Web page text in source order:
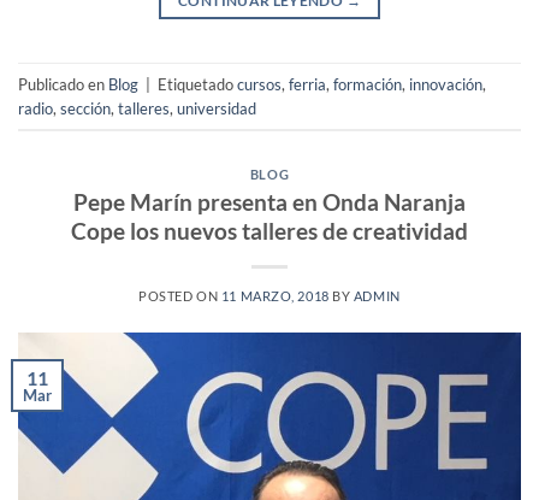
Publicado en Blog Etiquetadocursos, ferria, formación, innovación,
radio, sección, talleres, universidad
BLOG
Pepe Marín presenta en Onda Naranja
Cope los nuevos talleres de creatividad
POSTED ON 11 MARZO, 2018 BY ADMIN
11
Mar